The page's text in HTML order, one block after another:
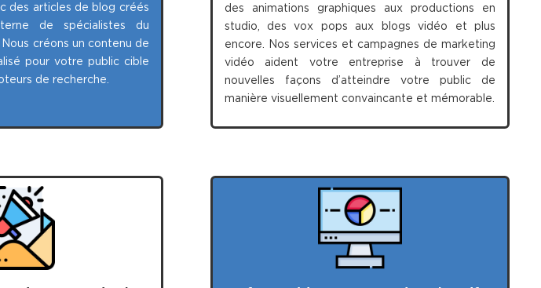
des articles de blog créés
de spécialistes du
créons un contenu de
pour votre public cible
de recherche.
des animations graphiques aux productions en
studio, des vox pops aux blogs vidéo et plus
encore. Nos services et campagnes de marketing
vidéo aident votre entreprise à trouver de
nouvelles façons d’atteindre votre public de
manière visuellement convaincante et mémorable.